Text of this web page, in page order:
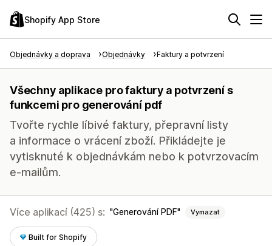
Shopify App Store
Objednávky a doprava Objednávky Faktury a potvrzení
Všechny aplikace pro faktury a potvrzení s
funkcemi pro generování pdf
Tvořte rychle líbivé faktury, přepravní listy
a informace o vrácení zboží. Přikládejte je
vytisknuté k objednávkám nebo k potvrzovacím
e-mailům.
Více aplikací (425) s: Generování PDF Vymazat
Built for Shopify